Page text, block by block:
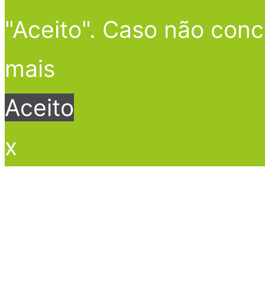
"Aceito". Caso não
mais
Aceito
x